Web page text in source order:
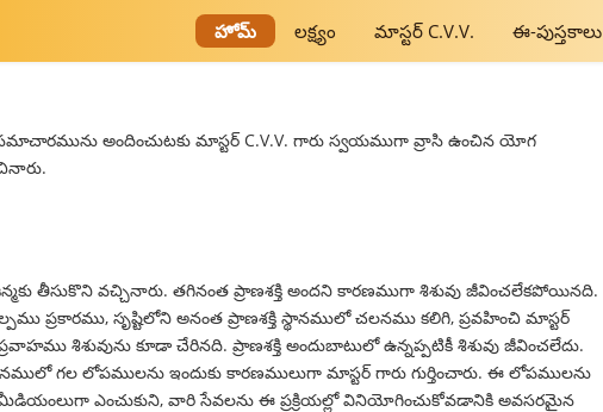
హోమ్ లక్ష్యం మాస్టర్ C.V.V. ఈ-పుస్తకాలు
అందించుటకు మాస్టర్ C.V.V. గారు స్వయముగా వ్రాసి ఉంచిన యోగ
తీసుకొని వచ్చినారు. తగినంత ప్రాణశక్తి అందని కారణముగా శిశువు జీవించలేకపోయినది.
ప్రకారము, సృష్టిలోని అనంత ప్రాణశక్తి స్థానములో చలనము కలిగి, ప్రవహించి మాస్టర్
శిశువును కూడా చేరినది. ప్రాణశక్తి అందుబాటులో ఉన్నప్పటికీ శిశువు జీవించలేదు.
గల లోపములను ఇందుకు కారణములుగా మాస్టర్ గారు గుర్తించారు. ఈ లోపములను
మీడియంలుగా ఎంచుకుని, వారి సేవలను ఈ ప్రక్రియల్లో వినియోగించుకోవడానికి అవసరమైన